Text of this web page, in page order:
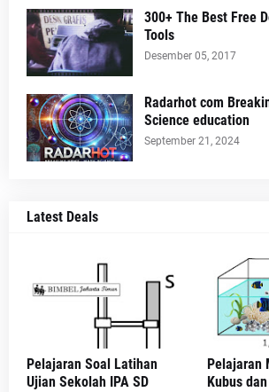
300+ The Best Free
Tools
Desember 05, 2017
Radarhot com
Science education
September 21, 2024
Latest Deals
Pelajaran Soal Latihan
Ujian Sekolah IPA SD
Pelajaran
Kubus